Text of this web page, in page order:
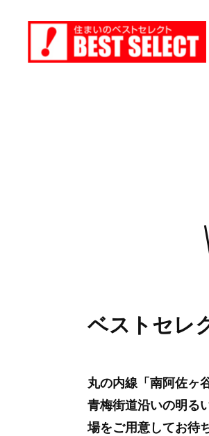
ベストセレ
丸の内線「南阿佐ヶ
青梅街道沿いの明る
場をご用意してお待